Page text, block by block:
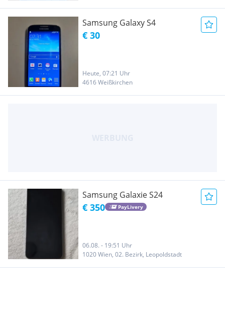
Samsung Galaxy S4
€ 30
Heute, 07:21 Uhr
4616 Weißkirchen
Samsung Galaxie S24
€ 350 PayLivery
06.08. - 19:51 Uhr
1020 Wien, 02. Bezirk, Leopoldstadt